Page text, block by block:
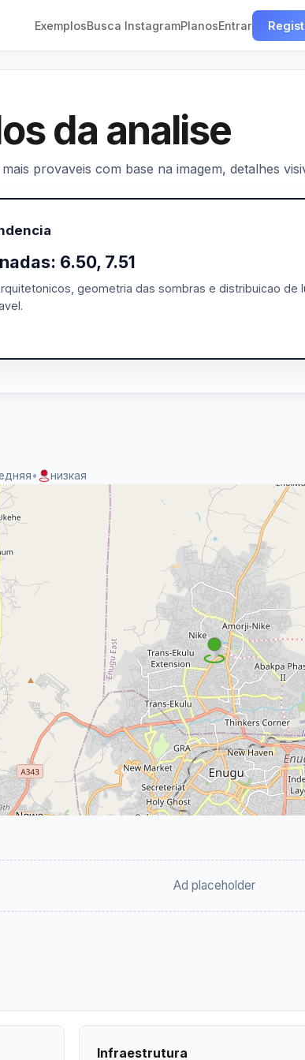
ExemplosBusca InstagramPlanosEntrar
da analise
provaveis com base na imagem, detalhes
6.50, 7.51
geometria das sombras e distribuicao de
Ad placeholder
• низкая
Infraestrutura